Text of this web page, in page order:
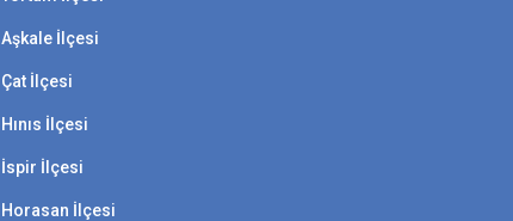
Aşkale İlçesi
Çat İlçesi
Hınıs İlçesi
İspir İlçesi
Horasan İlçesi